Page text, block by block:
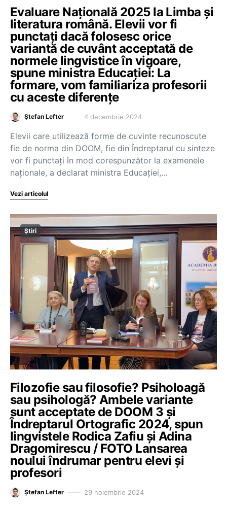
Evaluare Națională 2025 la Limba și
literatura română. Elevii vor fi
punctați dacă folosesc orice
variantă de cuvânt acceptată de
normele lingvistice în vigoare,
spune ministra Educației: La
formare, vom familiariza profesorii
cu aceste diferențe
Ștefan Lefter 4 decembrie 2024
Elevii care utilizează forme de cuvinte recunoscute
fie de norma din DOOM, fie din Îndreptarul cu sinteze
vor fi punctați în mod corespunzător la examenele
naționale, a declarat ministra Educației,…
Vezi articolul
Știri
Filozofie sau filosofie? Psiholoagă
sau psihologă? Ambele variante
sunt acceptate de DOOM 3 și
Îndreptarul Ortografic 2024, spun
lingvistele Rodica Zafiu și Adina
Dragomirescu / FOTO Lansarea
noului îndrumar pentru elevi și
profesori
Ștefan Lefter 29 noiembrie 2024